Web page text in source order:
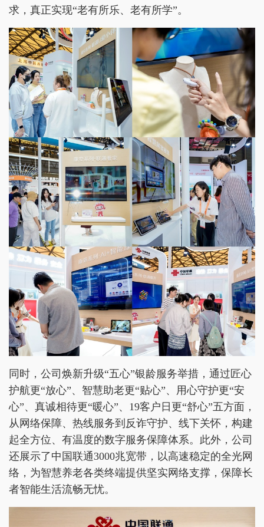
求，真正实现“老有所乐、老有所学”。
同时，公司焕新升级“五心”银龄服务举措，通过匠心
护航更“放心”、智慧助老更“贴心”、用心守护更“安
心”、真诚相待更“暖心”、19客户日更“舒心”五方面，
从网络保障、热线服务到反诈守护、线下关怀，构建
起全方位、有温度的数字服务保障体系。此外，公司
还展示了中国联通3000兆宽带，以高速稳定的全光网
络，为智慧养老各类终端提供坚实网络支撑，保障长
者智能生活流畅无忧。